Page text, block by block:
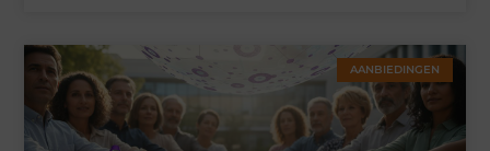
AANBIEDINGEN